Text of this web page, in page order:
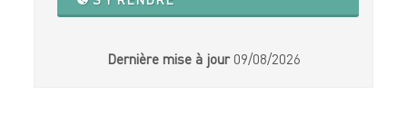
Dernière mise à jour 09/08/2026